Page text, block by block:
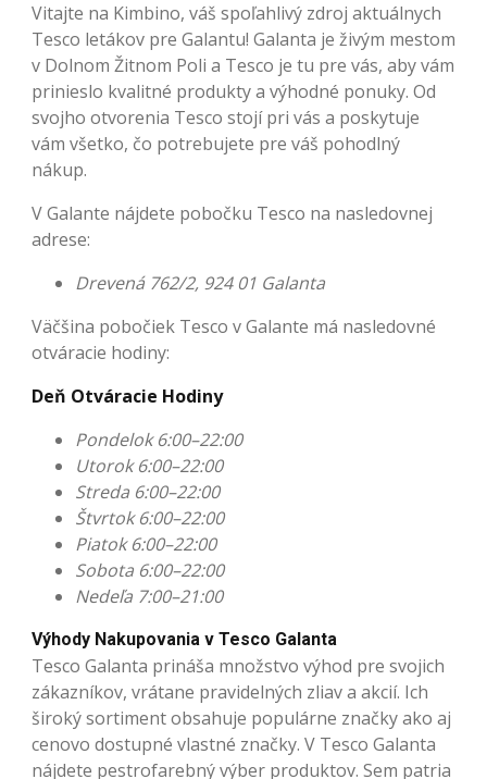
Vitajte na Kimbino, váš spoľahlivý zdroj aktuálnych
Tesco letákov pre Galantu! Galanta je živým mestom
v Dolnom Žitnom Poli a Tesco je tu pre vás, aby vám
prinieslo kvalitné produkty a výhodné ponuky. Od
svojho otvorenia Tesco stojí pri vás a poskytuje
vám všetko, čo potrebujete pre váš pohodlný
nákup.
V Galante nájdete pobočku Tesco na nasledovnej
adrese:
Drevená 762/2, 924 01 Galanta
Väčšina pobočiek Tesco v Galante má nasledovné
otváracie hodiny:
Deň Otváracie Hodiny
Pondelok 6:00–22:00
Utorok 6:00–22:00
Streda 6:00–22:00
Štvrtok 6:00–22:00
Piatok 6:00–22:00
Sobota 6:00–22:00
Nedeľa 7:00–21:00
Výhody Nakupovania v Tesco Galanta
Tesco Galanta prináša množstvo výhod pre svojich
zákazníkov, vrátane pravidelných zliav a akcií. Ich
široký sortiment obsahuje populárne značky ako aj
cenovo dostupné vlastné značky. V Tesco Galanta
nájdete pestrofarebný výber produktov. Sem patria